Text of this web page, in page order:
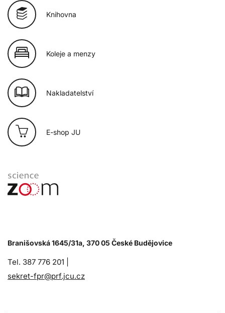
Knihovna
Koleje a menzy
Nakladatelství
E-shop JU
Branišovská 1645/31a, 370 05 České Budějovice
Tel. 387 776 201 |
sekret-fpr@prf.jcu.cz